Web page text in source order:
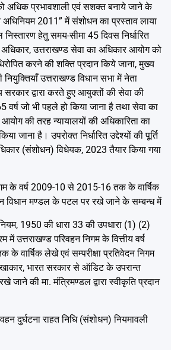
अधिक प्रभावशाली एवं सशक्त बनाये जाने के
अधिनियम 2011” में संशोधन का प्रस्ताव लाया
निस्तारण हेतु समय-सीमा 45 दिवस निर्धारित
उत्तराखण्ड सेवा का अधिकार आयोग को
करने की शक्ति प्रदान किये जाना, मुख्य
उत्तराखण्ड विधान सभा में नेता
सरकार द्वारा करते हुए आयुक्तों की सेवा की
वर्ष जो भी पहले हो किया जाना है तथा सेवा का
की तरह न्यायालयों की अधिकारिता का
जाना है। उपरोक्त निर्धारित उद्देश्यों की पूर्ति
(संशोधन) विधेयक, 2023 तैयार किया गया
के वर्ष 2009-10 से 2015-16 तक के वार्षिक
विधान मण्डल के पटल पर रखे जाने के सम्बन्ध में
1950 की धारा 33 की उपधारा (1) (2)
में उत्तराखण्ड परिवहन निगम के वित्तीय वर्ष
वार्षिक लेखे एवं सम्परीक्षा प्रतिवेदन निगम
भारत सरकार से ऑडिट के उपरान्त
जाने की मा. मंत्रिमण्डल द्वारा स्वीकृति प्रदान
दुर्घटना राहत निधि (संशोधन) नियमावली